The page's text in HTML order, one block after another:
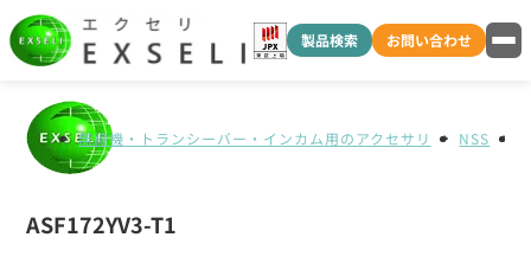
製品検索 お問い合わせ
無線機・トランシーバー・インカム用のアクセサリ NSS
ASF172YV3-T1